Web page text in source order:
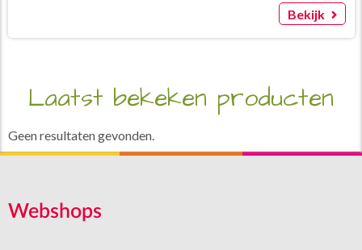
Bekijk
Laatst bekeken producten
Geen resultaten gevonden.
Webshops